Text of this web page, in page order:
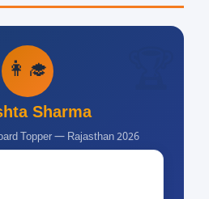
👩‍🎓
Sharma
Topper — Rajasthan 2026